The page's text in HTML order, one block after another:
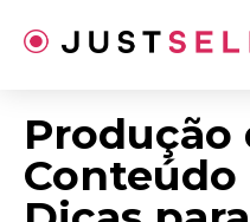
para
Produção
Conteúdo